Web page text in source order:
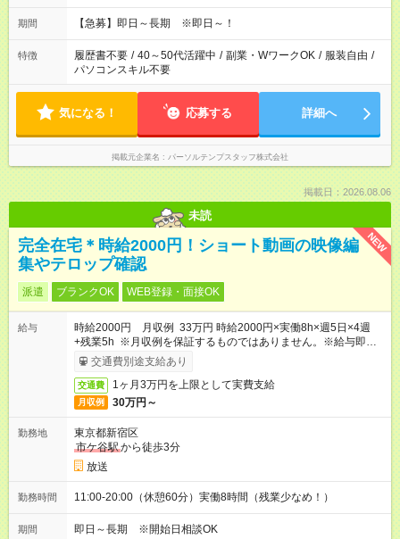
期間 【急募】即日～長期 ※即日～！
特徴 履歴書不要 / 40～50代活躍中 / 副業・WワークOK / 服装自由 /
パソコンスキル不要
気になる！ 応募する 詳細へ
掲載元企業名 パーソルテンプスタッフ株式会社
掲載日：2026.08.06
未読
NEW
完全在宅＊時給2000円！ショート動画の映像編
集やテロップ確認
派遣 ブランクOK WEB登録・面接OK
給与
時給2000円 月収例 33万円 時給2000円×実働8h×週5日×4週
+残業5h ※月収例を保証するものではありません。※給与即受取
りサービス利用可（利用条件有）
交通費別途支給あり
交通費 1ヶ月3万円を上限として実費支給
月収例 30万円～
勤務地
東京都新宿区
市ケ谷駅から徒歩3分
放送
勤務時間 11:00-20:00（休憩60分）実働8時間（残業少なめ！）
期間 即日～長期 ※開始日相談OK